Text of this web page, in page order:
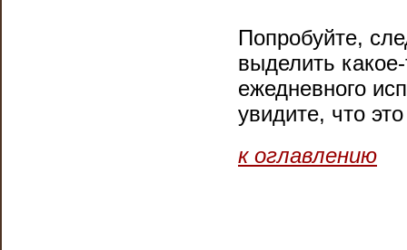
Попробуйте,
выделить
ежедневного
увидите, что
к оглавлению